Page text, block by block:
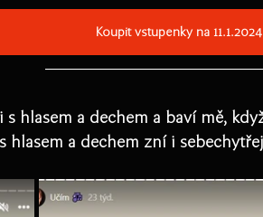
Koupit vstupenky na 11.1.2024
s hlasem a dechem a baví mě,
hlasem a dechem zní i